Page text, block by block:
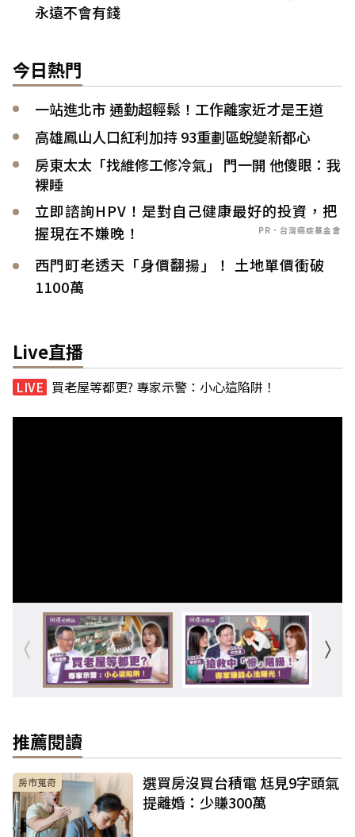
永遠不會有錢
今日熱門
一站進北市 通勤超輕鬆！工作離家近才是王道
高雄鳳山人口紅利加持 93重劃區蛻變新都心
房東太太「找維修工修冷氣」 門一開 他傻眼：我
裸睡
立即諮詢HPV！是對自己健康最好的投資，把
握現在不嫌晚！
PR．台灣癌症基金會
西門町老透天「身價翻揚」！ 土地單價衝破
1100萬
Live直播
買老屋等都更? 專家示警：小心這陷阱！
推薦閱讀
房市蒐奇
選買房沒買台積電 尪見9字頭氣
提離婚：少賺300萬